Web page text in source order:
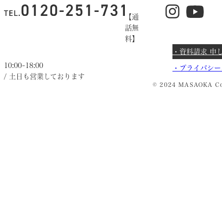
【通
話無
料】
10:00~18:00
/ 土日も営業しております
・資料請求 申
・ プライバシ
© 2024 MASAOKA